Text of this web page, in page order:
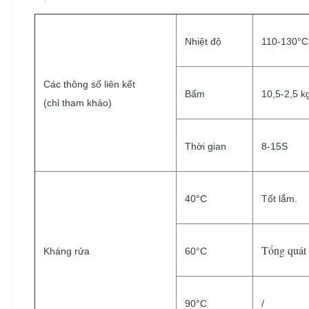
Các thông số liên kết
(chỉ tham khảo)
Nhiệt độ 110-130°C
Bấm 10,5-2,5
Thời gian 8-15S
Kháng rửa
40°C Tốt lắm.
60°C Tổng quát
90°C /